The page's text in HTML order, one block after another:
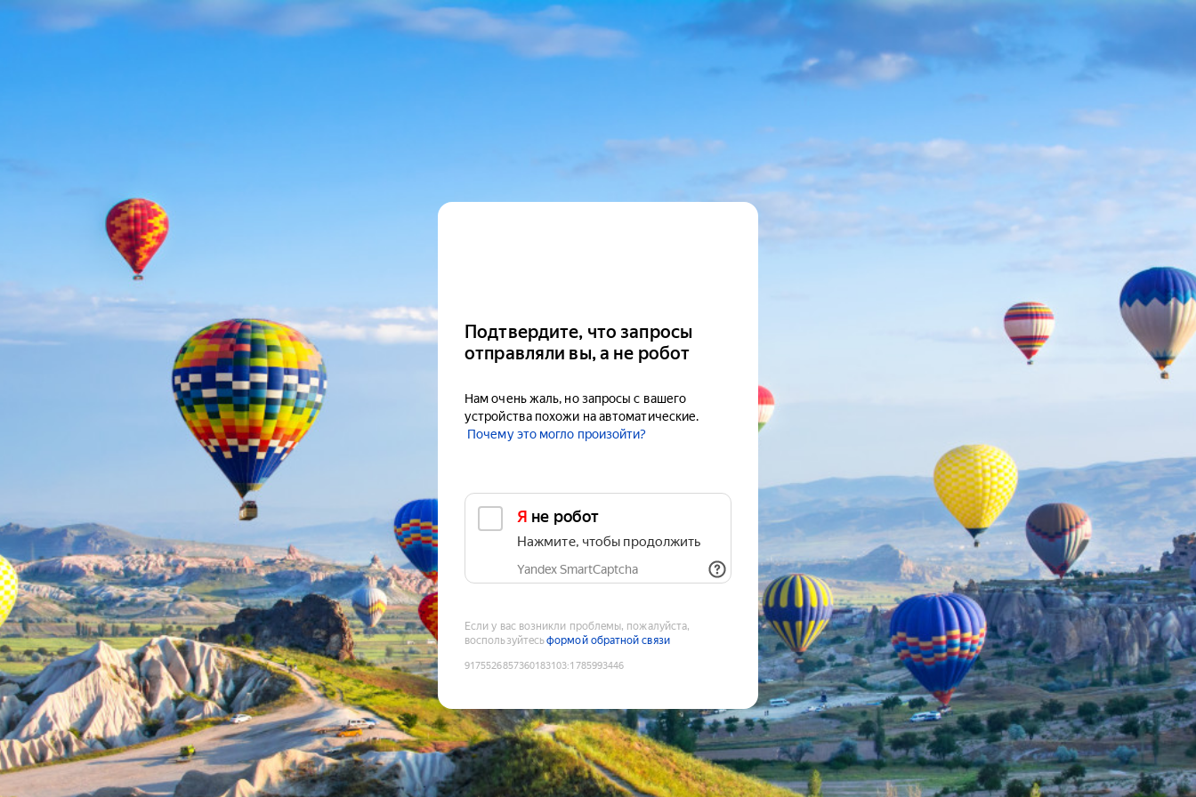
Подтвердите, что запросы
отправляли вы, а не робот
Нам очень жаль, но запросы с вашего
устройства похожи на автоматические.
Почему это могло произойти?
Я не робот
Нажмите, чтобы продолжить
Yandex SmartCaptcha
Если у вас возникли проблемы, пожалуйста,
воспользуйтесьформой обратной связи
9175526857360183103:1785993446